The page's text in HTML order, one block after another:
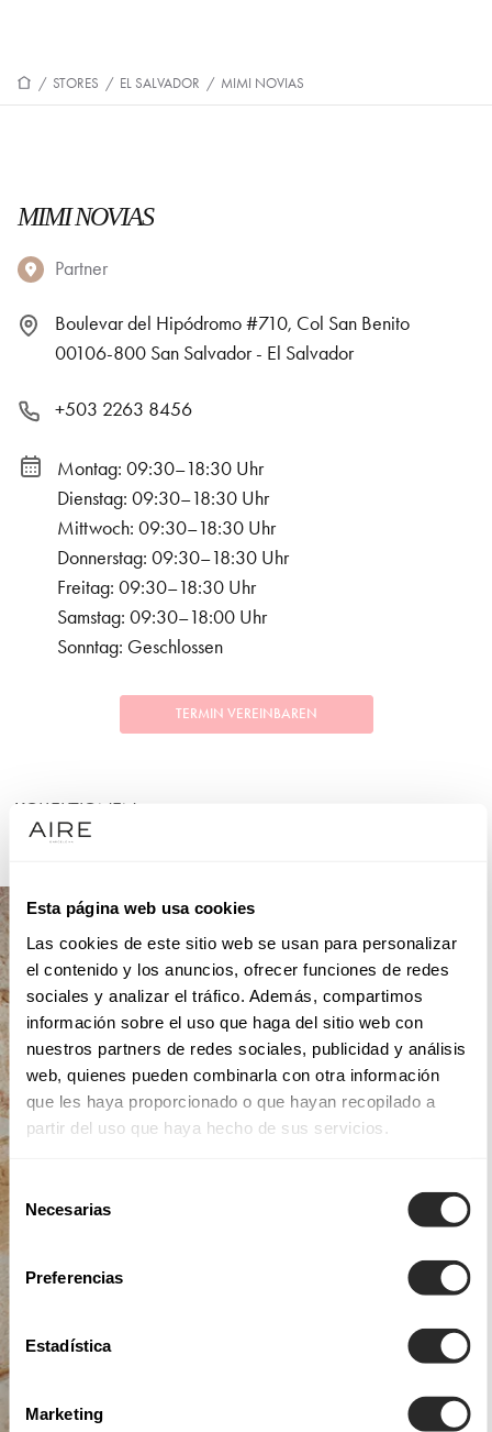
Esta página web usa cookies
Las cookies de este sitio web se usan para personalizar
el contenido y los anuncios, ofrecer funciones de redes
sociales y analizar el tráfico. Además, compartimos
información sobre el uso que haga del sitio web con
nuestros partners de redes sociales, publicidad y análisis
web, quienes pueden combinarla con otra información
que les haya proporcionado o que hayan recopilado a
partir del uso que haya hecho de sus servicios.
Selección
Necesarias
Preferencias
Estadística
Marketing
/ STORES / EL SALVADOR / MIMI NOVIAS
MIMI NOVIAS
Partner
Boulevar del Hipódromo #710, Col San Benito
00106-800 San Salvador - El Salvador
+503 2263 8456
Montag: 09:30–18:30 Uhr
Dienstag: 09:30–18:30 Uhr
Mittwoch: 09:30–18:30 Uhr
Donnerstag: 09:30–18:30 Uhr
Freitag: 09:30–18:30 Uhr
Samstag: 09:30–18:00 Uhr
Sonntag: Geschlossen
TERMIN VEREINBAREN
KOLLEKTIONEN